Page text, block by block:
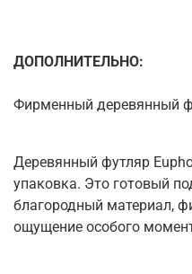
ДОПОЛНИТЕЛЬНО:
Фирменный деревянный
Деревянный футляр
упаковка. Это готовый
благородный материал,
ощущение особого